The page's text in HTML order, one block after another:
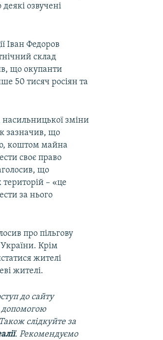
озвучені
Іван Федоров
склад
що окупанти
50 тисяч росіян та
насильницької зміни
зазначив, що
коштом майна
своє право
що
– «це
за нього
про пільгову
України. Крім
жителі
жителі.
до сайту
допомогою
слідкуйте за
. Рекомендуємо